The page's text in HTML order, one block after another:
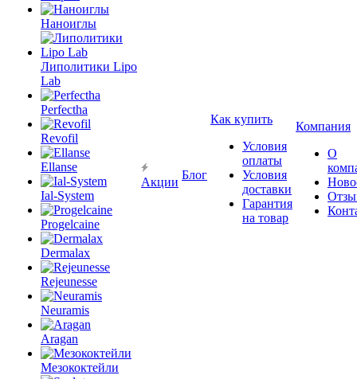
Наноиглы
Липолитики Lipo
Lab
Perfectha
Revofil
Ellanse
Ial-System
Progelcaine
Dermalax
Rejeunesse
Neuramis
Aragan
Мезококтейли
Акции
Блог
Как купить
Условия
оплаты
Условия
доставки
Гарантия
на товар
Компания
О